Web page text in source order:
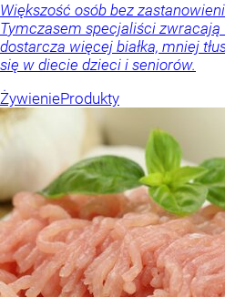
Większość osób bez
Tymczasem specjaliści zwracają
dostarcza więcej białka, mniej
się w diecie dzieci i seniorów.
ŻywienieProdukty